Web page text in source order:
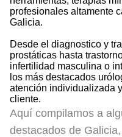
profesionales altamente
Galicia.
Desde el diagnostico y
prostáticas hasta
infertilidad masculina o
los más destacados
atención individualizada
cliente.
Aquí compilamos a
destacados de